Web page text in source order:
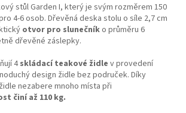
stůl Garden I, který je svým rozměrem 150
4-6 osob. Dřevěná deska stolu o síle 2,7 cm
otvor pro slunečníko průměru 6
dřevěné záslepky.
4skládací teakové židle v provedení
design židle bez područek. Díky
nezabere mnoho místa při
činí až 110 kg.